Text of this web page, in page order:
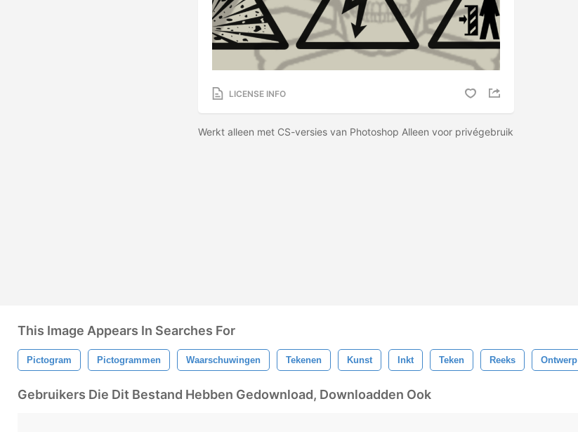
LICENSE INFO
Werkt alleen met CS-versies van Photoshop Alleen voor privégebruik
This Image Appears In Searches For
Pictogram Pictogrammen Waarschuwingen Tekenen Kunst Inkt Teken Reeks Ontwerp
Gebruikers Die Dit Bestand Hebben Gedownload, Downloadden Ook